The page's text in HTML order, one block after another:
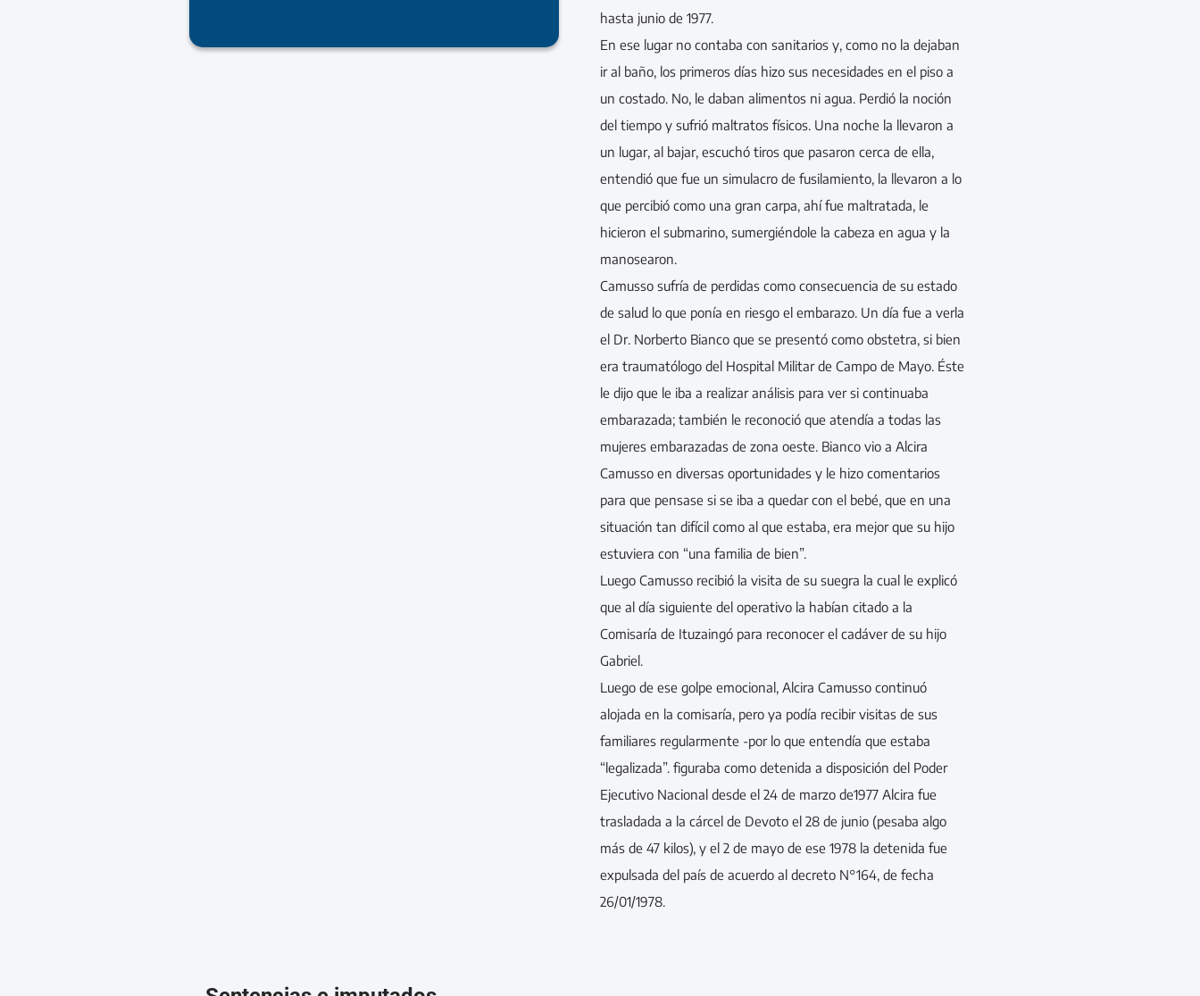
hasta junio de 1977.
En ese lugar no contaba con sanitarios y, como no la dejaban
ir al baño, los primeros días hizo sus necesidades en el piso a
un costado. No, le daban alimentos ni agua. Perdió la noción
del tiempo y sufrió maltratos físicos. Una noche la llevaron a
un lugar, al bajar, escuchó tiros que pasaron cerca de ella,
entendió que fue un simulacro de fusilamiento, la llevaron a lo
que percibió como una gran carpa, ahí fue maltratada, le
hicieron el submarino, sumergiéndole la cabeza en agua y la
manosearon.
Camusso sufría de perdidas como consecuencia de su estado
de salud lo que ponía en riesgo el embarazo. Un día fue a verla
el Dr. Norberto Bianco que se presentó como obstetra, si bien
era traumatólogo del Hospital Militar de Campo de Mayo. Éste
le dijo que le iba a realizar análisis para ver si continuaba
embarazada; también le reconoció que atendía a todas las
mujeres embarazadas de zona oeste. Bianco vio a Alcira
Camusso en diversas oportunidades y le hizo comentarios
para que pensase si se iba a quedar con el bebé, que en una
situación tan difícil como al que estaba, era mejor que su hijo
estuviera con “una familia de bien”.
Luego Camusso recibió la visita de su suegra la cual le explicó
que al día siguiente del operativo la habían citado a la
Comisaría de Ituzaingó para reconocer el cadáver de su hijo
Gabriel.
Luego de ese golpe emocional, Alcira Camusso continuó
alojada en la comisaría, pero ya podía recibir visitas de sus
familiares regularmente -por lo que entendía que estaba
“legalizada”. figuraba como detenida a disposición del Poder
Ejecutivo Nacional desde el 24 de marzo de1977 Alcira fue
trasladada a la cárcel de Devoto el 28 de junio (pesaba algo
más de 47 kilos), y el 2 de mayo de ese 1978 la detenida fue
expulsada del país de acuerdo al decreto N°164, de fecha
26/01/1978.